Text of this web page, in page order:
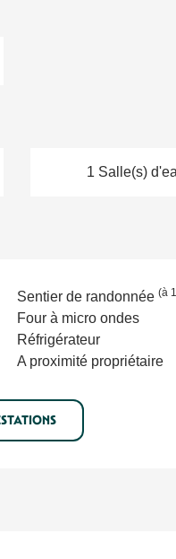
1 Salle(s)
Sentier de randonnée (à
Four à micro ondes
Réfrigérateur
A proximité propriétaire